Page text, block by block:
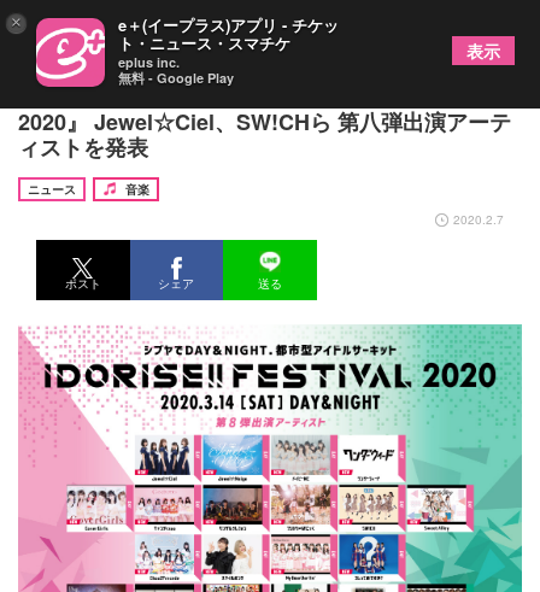
渋谷のアイドルサーキット『IDORISE!! FESTIVAL
2020』 Jewel☆Ciel、SW!CHら 第八弾出演アーテ
ィストを発表
ニュース
音楽
2020.2.7
ポスト シェア 送る
× e＋(イープラス)アプリ - チケッ
ト・ニュース・スマチケ
eplus inc.
無料 - Google Play
表示